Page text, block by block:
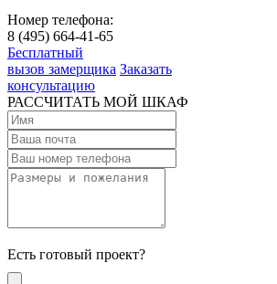
Номер телефона:
8 (495) 664-41-65
Бесплатный
вызов замерщика Заказать
консультацию
РАССЧИТАТЬ МОЙ ШКАФ
Есть готовый проект?